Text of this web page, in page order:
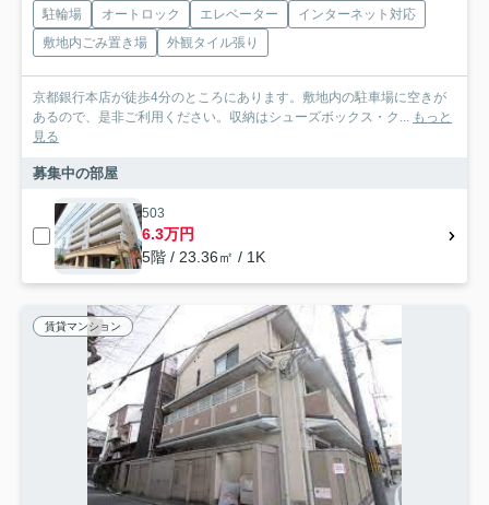
駐輪場 オートロック エレベーター
インターネット対応
敷地内ごみ置き場
外観タイル張り
京都銀行本店が徒歩4分のところにあります。敷地内の駐車場に空きが
あるので、是非ご利用ください。収納はシューズボックス・ク... もっと
見る
募集中の部屋
503
6.3万円
5階 / 23.36㎡ / 1K
賃貸マンション